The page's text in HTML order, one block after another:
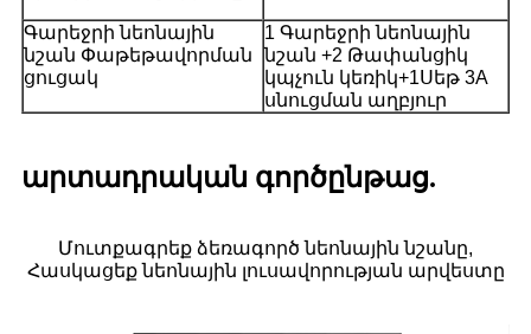
Գարեջրի նեոնային
նշան Փաթեթավորման
ցուցակ
1 Գարեջրի նեոնային
նշան +2 Թափանցիկ
կպչուն կեռիկ+1Սեթ 3A
սնուցման աղբյուր
արտադրական գործընթաց.
Մուտքագրեք ձեռագործ նեոնային նշանը,
Հասկացեք նեոնային լուսավորության արվեստը